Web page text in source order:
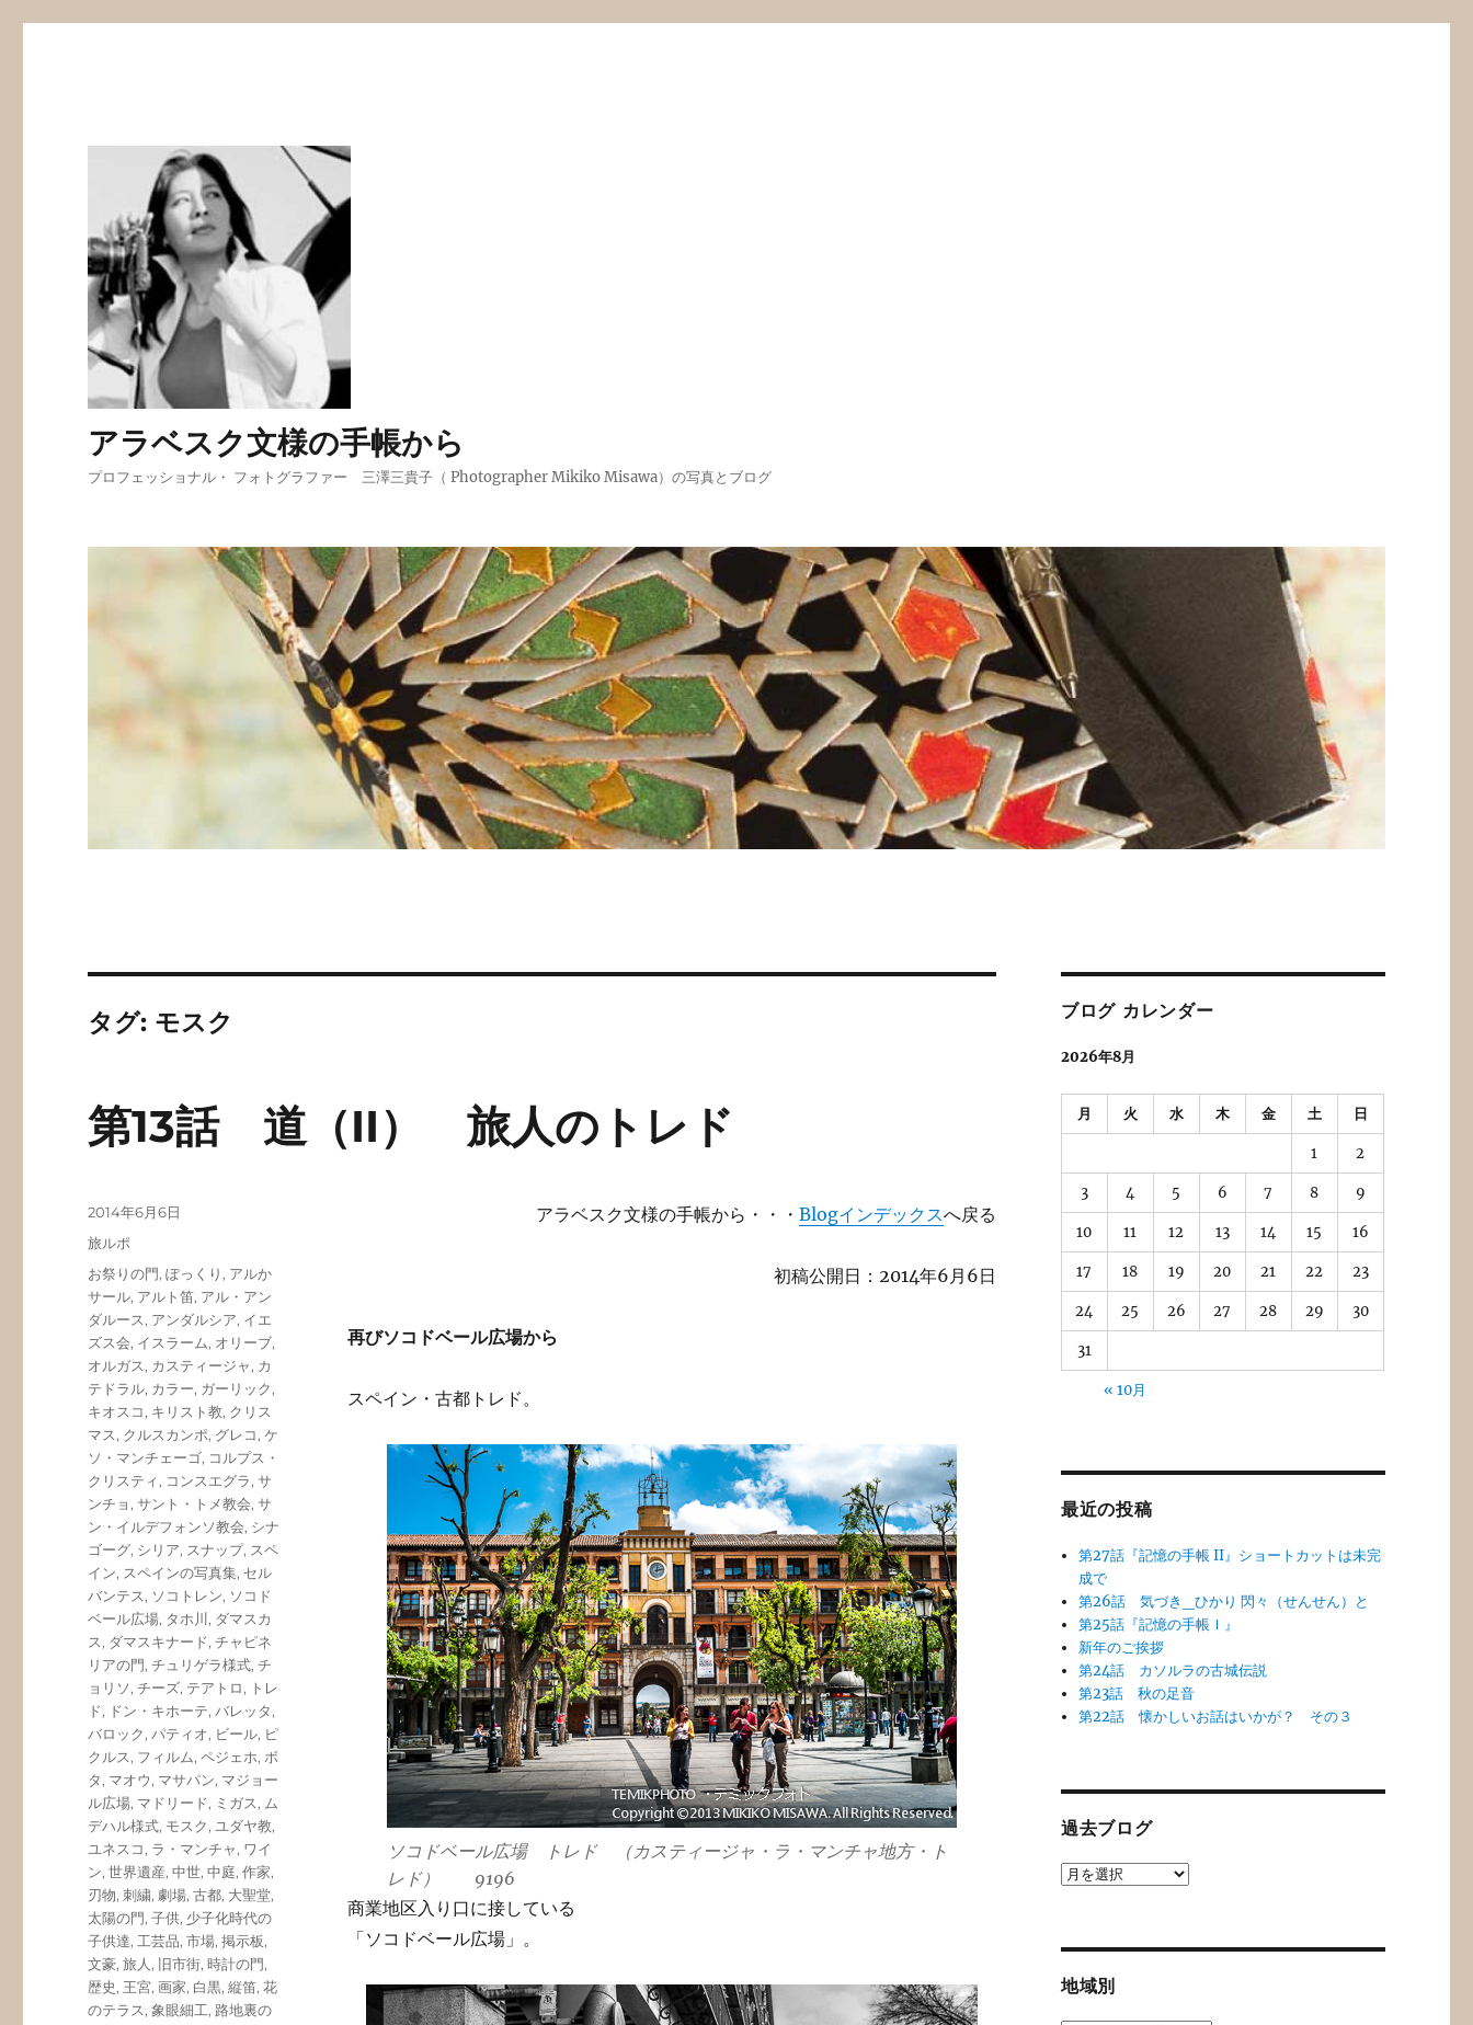
アラベスク文様の手帳から
プロフェッショナル・ フォトグラファー 三澤三貴子（ Photographer Mikiko Misawa）の写真とブログ
タグ: モスク
第13話 道（II） 旅人のトレド
アラベスク文様の手帳から・・・ Blogインデックスへ戻る
初稿公開日：2014年6月6日
再びソコドベール広場から
スペイン・古都トレド。
ソコドベール広場 トレド （カスティージャ・ラ・マンチャ地方・ト
レド） 9196
商業地区入り口に接している
「ソコドベール広場」。
投
稿
2014年6月6日
カ
テ
ゴ
リ
ー
旅ルポ
タ
グ
お祭りの門,ぽっくり , アルか
サール, アルト笛, アル・アン
ダルース, アンダルシア, イエ
ズス会, イスラーム, オリーブ,
オルガス, カスティージャ, カ
テドラル, カラー, ガーリック,
キオスコ, キリスト教, クリス
マス, クルスカンポ, グレコ,ケ
ソ・マンチェーゴ, コルプス・
クリスティ, コンスエグラ,サ
ンチョ ,サント・トメ教会,サ
ン・イルデフォンソ教会, シナ
ゴーグ, シリア, スナップ, スペ
イン, スペインの写真集, セル
バンテス, ソコトレン, ソコド
ベール広場, タホ川, ダマスカ
ス, ダマスキナード,チャピネ
リアの門,チュリゲラ様式,チ
ョリソ,チーズ, テアトロ, トレ
ド, ドン・キホーテ, バレッタ,
バロック, パティオ, ビール, ピ
クルス, フィルム,ペジェホ, ボ
タ, マオウ, マサパン, マジョー
ル広場, マドリード, ミガス, ム
デハル様式, モスク, ユダヤ教,
ユネスコ, ラ・マンチャ, ワイ
ン,世界遺産,中世,中庭,作家,
刃物,刺繍, 劇場,古都, 大聖堂,
太陽の門,子供, 少子化時代の
子供達, 工芸品,市場,掲示板,
文豪,旅人 , 旧市街,時計の門,
歴史, 王宮,画家, 白黒,縦笛,花
のテラス,象眼細工, 路地裏の
ブログ カレンダー
2026年8月
月 火 水 木 金 土 日
1 2
3 4 5 6 7 8 9
10 11 12 13 14 15 16
17 18 19 20 21 22 23
24 25 26 27 28 29 30
31
« 10月
最近の投稿
第27話『記憶の手帳 II』ショートカットは未完
成で
第26話 気づき_ひかり 閃々（せんせん）と
第25話『記憶の手帳Ｉ』
新年のご挨拶
第24話 カソルラの古城伝説
第23話 秋の足音
第22話 懐かしいお話はいかが？ その３
過去ブログ
過
地域別